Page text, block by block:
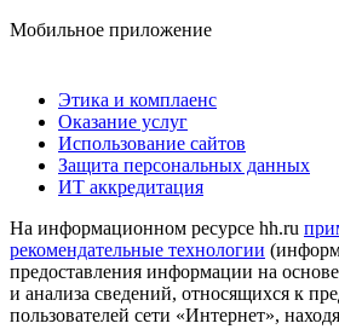
Мобильное приложение
Этика и комплаенс
Оказание услуг
Использование сайтов
Защита персональных данных
ИТ аккредитация
На информационном ресурсе hh.ru
рекомендательные технологии
предоставления информации на
и анализа сведений, относящихся к
пользователей сети «Интернет»,